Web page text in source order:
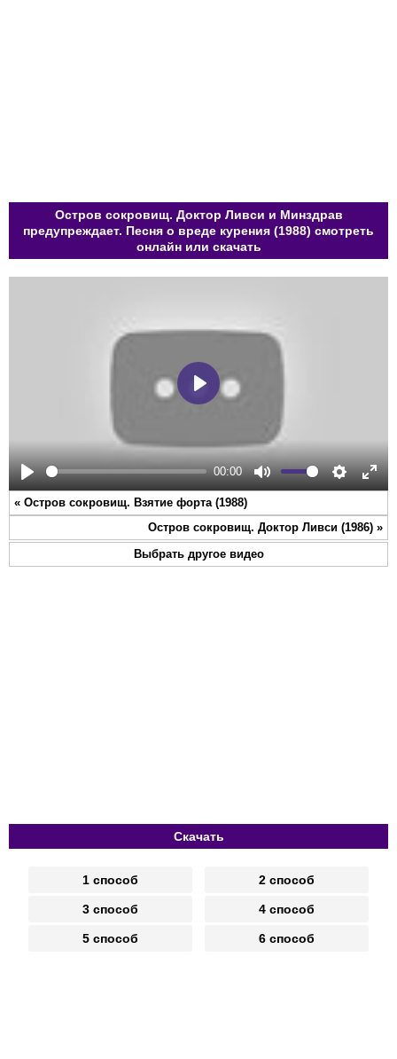
Остров сокровищ. Доктор Ливси и Минздрав
предупреждает. Песня о вреде курения (1988) смотреть
онлайн или скачать
Play
00:00
Mute Settings
Play
« Остров сокровищ. Взятие форта (1988)
Остров сокровищ. Доктор Ливси (1986) »
Выбрать другое видео
Скачать
1 способ 2 способ
3 способ 4 способ
5 способ 6 способ